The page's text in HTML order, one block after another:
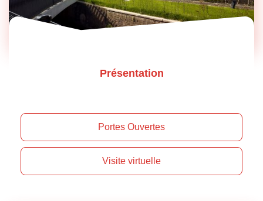
Présentation
Portes Ouvertes
Visite virtuelle